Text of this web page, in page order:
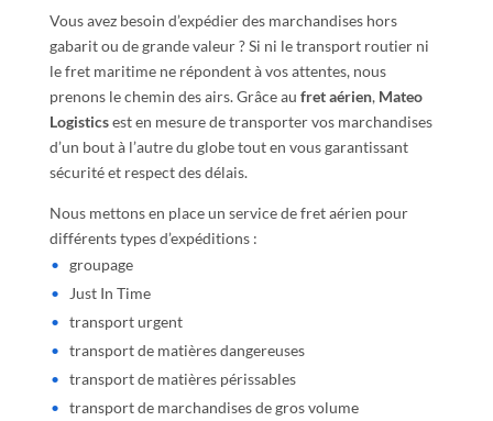
Vous avez besoin d’expédier des marchandises hors
gabarit ou de grande valeur ? Si ni le transport routier ni
le fret maritime ne répondent à vos attentes, nous
prenons le chemin des airs. Grâce au fret aérien, Mateo
Logisticsest en mesure de transporter vos marchandises
d’un bout à l’autre du globe tout en vous garantissant
sécurité et respect des délais.
Nous mettons en place un service de fret aérien pour
différents types d’expéditions :
groupage
Just In Time
transport urgent
transport de matières dangereuses
transport de matières périssables
transport de marchandises de gros volume